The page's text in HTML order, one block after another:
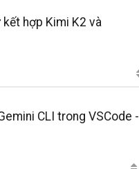
hợp Kimi K2 và
CLI trong VSCode -